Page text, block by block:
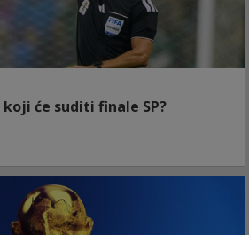
koji će suditi finale SP?